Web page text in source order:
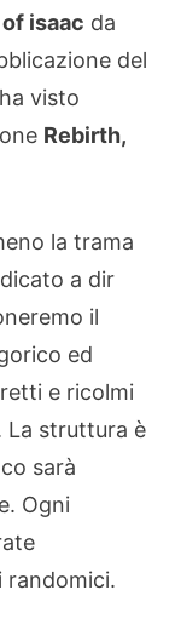
isaac da
del
ha visto
Rebirth,
la trama
a dir
il
ed
e ricolmi
La struttura è
sarà
Ogni
randomici.